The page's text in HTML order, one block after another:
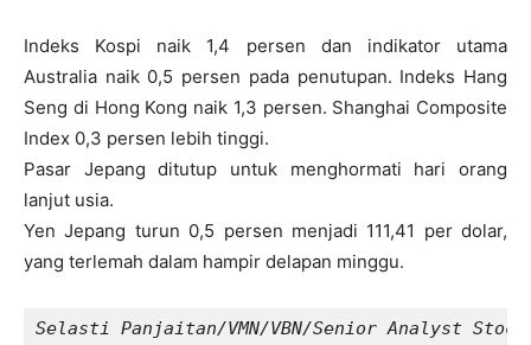
Indeks Kospi naik 1,4 persen dan indikator utama
Australia naik 0,5 persen pada penutupan. Indeks Hang
Seng di Hong Kong naik 1,3 persen. Shanghai Composite
Index 0,3 persen lebih tinggi.
Pasar Jepang ditutup untuk menghormati hari orang
lanjut usia.
Yen Jepang turun 0,5 persen menjadi 111,41 per dolar,
yang terlemah dalam hampir delapan minggu.
Selasti Panjaitan/VMN/VBN/Senior Analyst